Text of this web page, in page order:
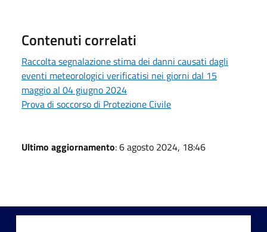
Contenuti correlati
Raccolta segnalazione stima dei danni causati dagli
eventi meteorologici verificatisi nei giorni dal 15
maggio al 04 giugno 2024
Prova di soccorso di Protezione Civile
Ultimo aggiornamento: 6 agosto 2024, 18:46